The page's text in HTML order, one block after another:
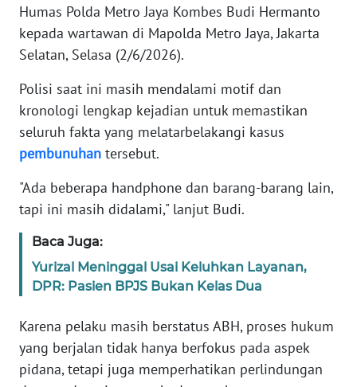
Humas Polda Metro Jaya Kombes Budi Hermanto
kepada wartawan di Mapolda Metro Jaya, Jakarta
Selatan, Selasa (2/6/2026).
Polisi saat ini masih mendalami motif dan
kronologi lengkap kejadian untuk memastikan
seluruh fakta yang melatarbelakangi kasus
pembunuhan tersebut.
"Ada beberapa handphone dan barang-barang lain,
tapi ini masih didalami," lanjut Budi.
Baca Juga:
Yurizal Meninggal Usai Keluhkan Layanan,
DPR: Pasien BPJS Bukan Kelas Dua
Karena pelaku masih berstatus ABH, proses hukum
yang berjalan tidak hanya berfokus pada aspek
pidana, tetapi juga memperhatikan perlindungan
KARIR
DISCLAIMER
Wahana
News
Regional
SUMUT
JAKARTA
WN
WN
BANTEN